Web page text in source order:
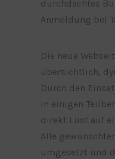
durchdachtes
Anmeldung bei
Die neue
übersichtlich,
Durch den
in einigen
direkt Lust auf
Alle
umgesetzt und